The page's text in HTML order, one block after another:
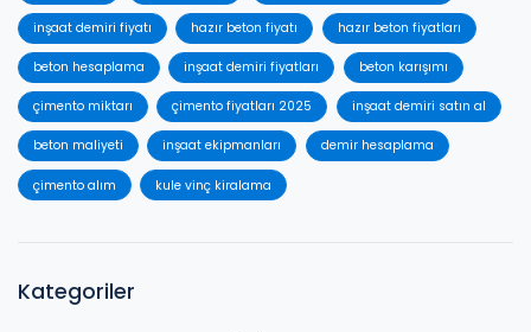
inşaat demiri fiyatı hazır beton fiyatı hazır beton fiyatları
beton hesaplama inşaat demiri fiyatları beton karışımı
çimento miktarı çimento fiyatları 2025 inşaat demiri satın al
beton maliyeti inşaat ekipmanları demir hesaplama
çimento alım kule vinç kiralama
Kategoriler